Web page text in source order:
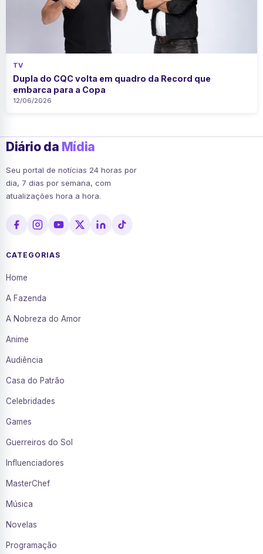
TV
Dupla do CQC volta em quadro da Record que
embarca para a Copa
12/06/2026
Diário da Mídia
Seu portal de notícias 24 horas por
dia, 7 dias por semana, com
atualizações hora a hora.
CATEGORIAS
Home
A Fazenda
A Nobreza do Amor
Anime
Audiência
Casa do Patrão
Celebridades
Games
Guerreiros do Sol
Influenciadores
MasterChef
Música
Novelas
Programação